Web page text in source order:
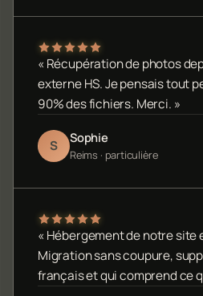
« Récupération de photos
externe HS. Je pensais tout
90% des fichiers. Merci. »
S Sophie
Reims · particulière
« Hébergement de notre site
Migration sans coupure,
français et qui comprend ce